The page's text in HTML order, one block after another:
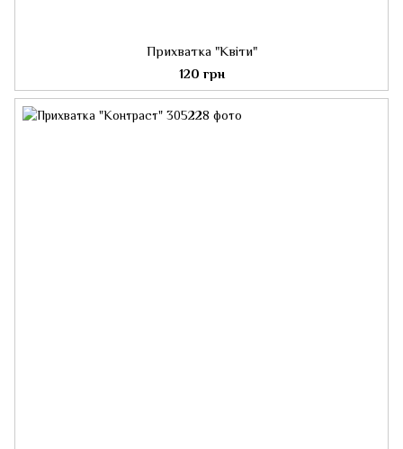
Прихватка "Квіти"
120 грн